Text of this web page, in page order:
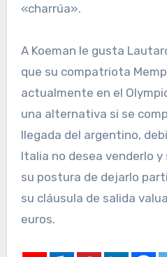
«charrúa».
A Koeman le gusta
que su compatriota
actualmente en el
una alternativa si se
llegada del argentino,
Italia no desea venderlo
su postura de dejarlo
su cláusula de salida
euros.